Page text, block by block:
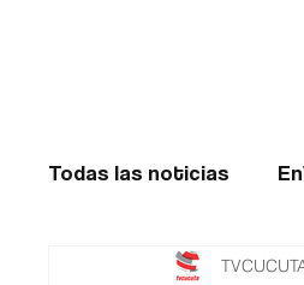
Todas las noticias
Entretenimiento